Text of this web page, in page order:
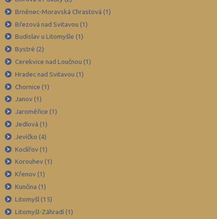
Brno-venkov (149)
Bruntál (73)
Břeclav (84)
Česká Lípa (79)
České Budějovice (173)
Český Krumlov (49)
Děčín (106)
Domažlice (49)
Frýdek-Místek (164)
Havlíčkův Brod (82)
Hodonín (119)
Hradec Králové (139)
Cheb (61)
Chomutov (65)
Brněnec-Moravská Chrastová (1)
Březová nad Svitavou (1)
Budislav u Litomyšle (1)
Bystré (2)
Cerekvice nad Loučnou (1)
Hradec nad Svitavou (1)
Chornice (1)
Janov (1)
Jaroměřice (1)
Jedlová (1)
Jevíčko (4)
Koclířov (1)
Korouhev (1)
Křenov (1)
Kunčina (1)
Litomyšl (15)
Litomyšl-Záhradí (1)